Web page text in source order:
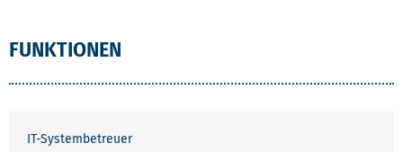
FUNKTIONEN
IT-Systembetreuer